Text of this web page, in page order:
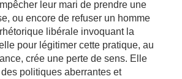
leur mari de prendre une
ou encore de refuser un homme
libérale invoquant la
pour légitimer cette pratique, au
crée une perte de sens. Elle
politiques aberrantes et